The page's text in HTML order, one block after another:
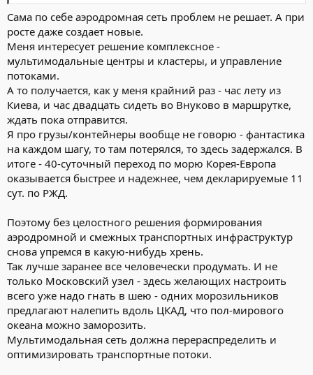
Сама по себе аэродромная сеть проблем не решает. А при
росте даже создает новые.
Меня интересует решение комплексное -
мультимодальные центры и кластеры, и управление
потоками.
А то получается, как у меня крайний раз - час лету из
Киева, и час двадцать сидеть во Внуково в маршрутке,
ждать пока отправится.
Я про грузы/контейнеры вообще не говорю - фантастика
на каждом шагу, то там потерялся, то здесь задержался. В
итоге - 40-суточный переход по морю Корея-Европа
оказывается быстрее и надежнее, чем декларируемые 11
сут. по РЖД.
Поэтому без целостного решения формирования
аэродромной и смежных транспортных инфраструктур
снова упремся в какую-нибудь хрень.
Так лучше заранее все человечески продумать. И не
только Московский узел - здесь желающих настроить
всего уже надо гнать в шею - одних морозильников
предлагают налепить вдоль ЦКАД, что пол-мирового
океана можно заморозить.
Мультимодальная сеть должна перераспределить и
оптимизировать транспортные потоки.